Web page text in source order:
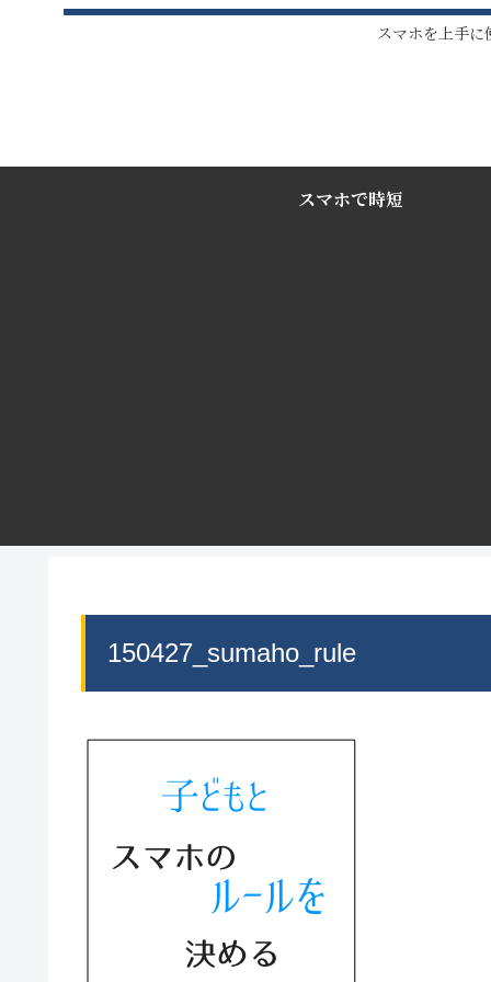
スマホを上手に
スマホで時短
150427_sumaho_rule